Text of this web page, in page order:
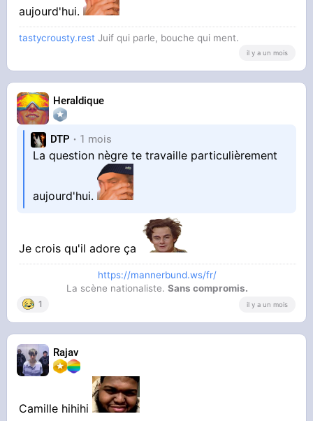
aujourd'hui.
tastycrousty.rest Juif qui parle, bouche qui ment.
il y a un mois
Heraldique
DTP 1 mois
La question nègre te travaille particulièrement
aujourd'hui.
Je crois qu'il adore ça
https://mannerbund.ws/fr/
La scène nationaliste.Sans compromis.
1 il y a un mois
Rajav
Camille hihihi